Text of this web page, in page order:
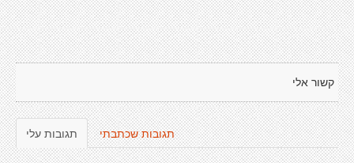
קשור אלי
תגובות עלי תגובות שכתבתי